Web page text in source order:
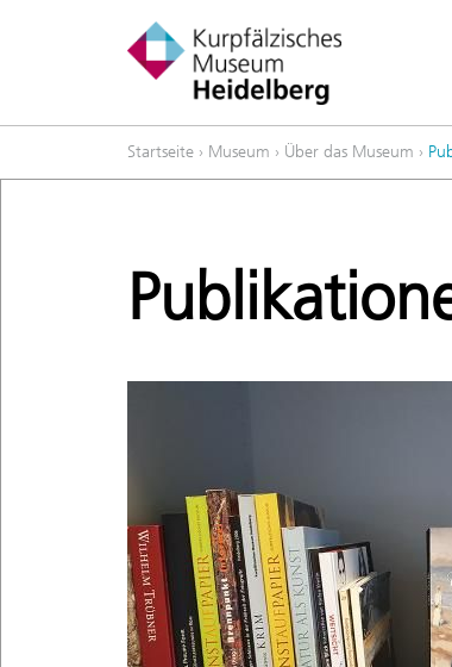
Startseite › Museum › Über das Museum ›